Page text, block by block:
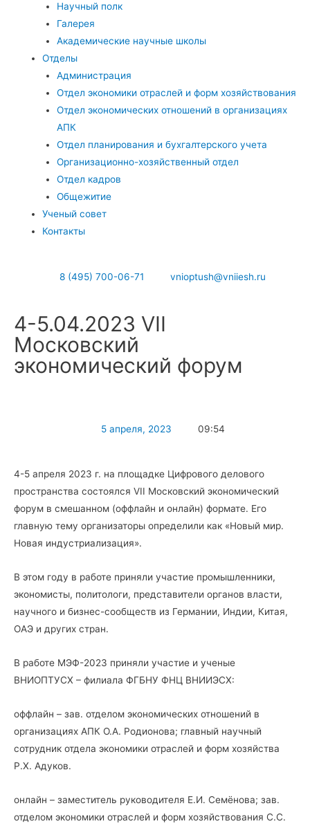
Научный полк
Галерея
Академические научные школы
Отделы
Администрация
Отдел экономики отраслей и форм хозяйствования
Отдел экономических отношений в организациях
АПК
Отдел планирования и бухгалтерского учета
Организационно-хозяйственный отдел
Отдел кадров
Общежитие
Ученый совет
Контакты
8 (495) 700-06-71 vnioptush@vniiesh.ru
4-5.04.2023 VII
Московский
экономический форум
5 апреля, 2023 09:54
4-5 апреля 2023 г. на площадке Цифрового делового
пространства состоялся VII Московский экономический
форум в смешанном (оффлайн и онлайн) формате. Его
главную тему организаторы определили как «Новый мир.
Новая индустриализация».
В этом году в работе приняли участие промышленники,
экономисты, политологи, представители органов власти,
научного и бизнес-сообществ из Германии, Индии, Китая,
ОАЭ и других стран.
В работе МЭФ-2023 приняли участие и ученые
ВНИОПТУСХ – филиала ФГБНУ ФНЦ ВНИИЭСХ:
оффлайн – зав. отделом экономических отношений в
организациях АПК О.А. Родионова; главный научный
сотрудник отдела экономики отраслей и форм хозяйства
Р.Х. Адуков.
онлайн – заместитель руководителя Е.И. Семёнова; зав.
отделом экономики отраслей и форм хозяйствования С.С.